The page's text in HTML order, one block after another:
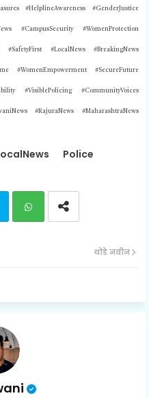
#HelplineAwareness #GenderJustice
#CampusSecurity #WomenProtection
#LocalNews #BreakingNews
#WomenEmpowerment #SecureFuture
#VisiblePolicing #CommunityVoices
#RajuraNews #MaharashtraNews
Police
ap
थोडे नवीन